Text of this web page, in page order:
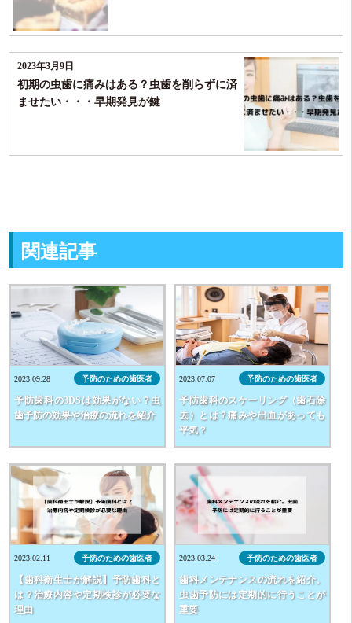
2023年3月9日
初期の虫歯に痛みはある？虫歯を削らずに済
ませたい・・・早期発見が鍵
関連記事
2023.09.28 予防のための歯医者
予防歯科の3DSは効果がない？虫
歯予防の効果や治療の流れを紹介
2023.07.07 予防のための歯医者
予防歯科のスケーリング（歯石除
去）とは？痛みや出血があっても
平気？
2023.02.11 予防のための歯医者
【歯科衛生士が解説】予防歯科と
は？治療内容や定期検診が必要な
理由
2023.03.24 予防のための歯医者
歯科メンテナンスの流れを紹介。
虫歯予防には定期的に行うことが
重要